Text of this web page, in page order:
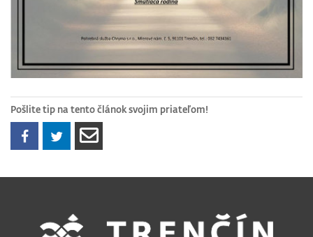
Pošlite tip na tento článok svojim priateľom!